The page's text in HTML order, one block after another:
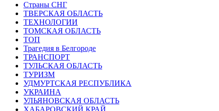
Страны СНГ
ТВЕРСКАЯ ОБЛАСТЬ
ТЕХНОЛОГИИ
ТОМСКАЯ ОБЛАСТЬ
ТОП
Трагедия в Белгороде
ТРАНСПОРТ
ТУЛЬСКАЯ ОБЛАСТЬ
ТУРИЗМ
УДМУРТСКАЯ РЕСПУБЛИКА
УКРАИНА
УЛЬЯНОВСКАЯ ОБЛАСТЬ
ХАБАРОВСКИЙ КРАЙ